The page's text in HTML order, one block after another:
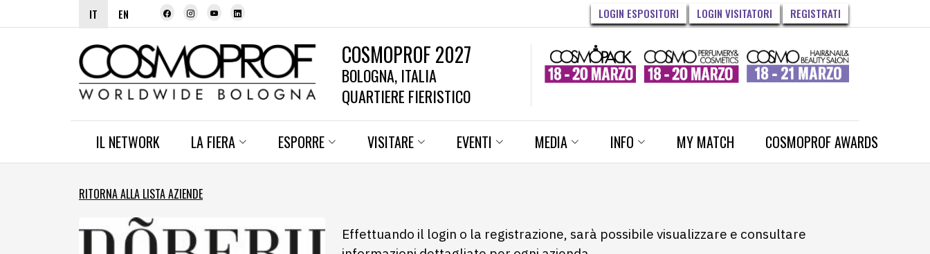
IT EN LOGIN ESPOSITORI LOGIN VISITATORI REGISTRATI
COSMOPROF 2027
BOLOGNA, ITALIA
QUARTIERE FIERISTICO
IL NETWORK LA FIERA ESPORRE VISITARE EVENTI MEDIA INFO MY MATCH COSMOPROF AWARDS
RITORNA ALLA LISTA AZIENDE
Effettuando il login o la registrazione, sarà possibile visualizzare e consultare